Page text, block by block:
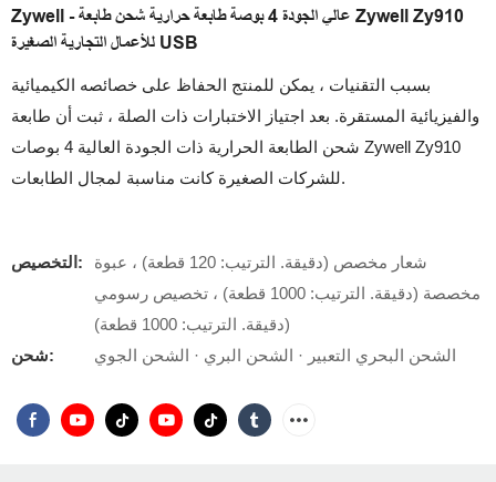
Zywell - عالي الجودة 4 بوصة طابعة حرارية شحن طابعة Zywell Zy910
للأعمال التجارية الصغيرة USB
بسبب التقنيات ، يمكن للمنتج الحفاظ على خصائصه الكيميائية
والفيزيائية المستقرة. بعد اجتياز الاختبارات ذات الصلة ، ثبت أن طابعة
شحن الطابعة الحرارية ذات الجودة العالية 4 بوصات Zywell Zy910
للشركات الصغيرة كانت مناسبة لمجال الطابعات.
التخصيص:
شعار مخصص (دقيقة. الترتيب: 120 قطعة) ، عبوة
مخصصة (دقيقة. الترتيب: 1000 قطعة) ، تخصيص رسومي
(دقيقة. الترتيب: 1000 قطعة)
شحن:
الشحن البحري التعبير · الشحن البري · الشحن الجوي